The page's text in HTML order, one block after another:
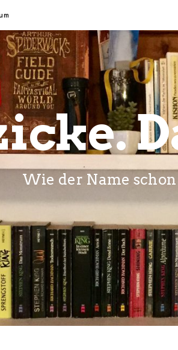
Wie der Name schon